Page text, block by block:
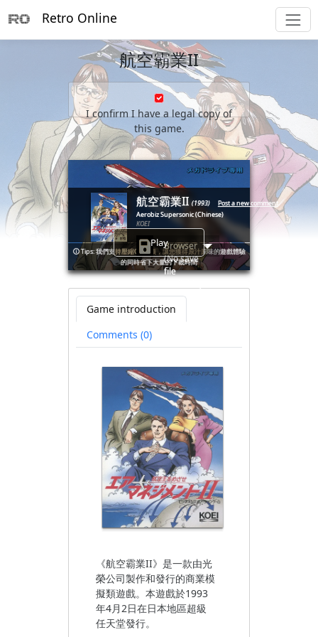
Retro Online
航空霸業II
I confirm I have a legal copy of
this game.
        _                __
       (_)____      ____/ /___  _____ _________  ____ ___
      / / ___/_____/ __  / __ \/ ___// ___/ __ \/ __ `__ \
     / (__  )_____/ /_/ / /_/ (__  )/ /__/ /_/ / / / / / /
  __/ /____/      \__,_/\____/____(_)___/\____/_/ /_/ /_/
🛈Tips: 我們支持壓縮CD音频，讓您獲得原汁原味的遊戲體驗
的同時省下大量的下載時間
航空霸業II(1993)
Post a new comment
Aerobiz Supersonic (Chinese)
KOEI
Browser
(No save
file
Play
Game introduction
Comments (0)
《航空霸業II》是一款由光
榮公司製作和發行的商業模
擬類遊戲。本遊戲於1993
年4月2日在日本地區超級
任天堂發行。